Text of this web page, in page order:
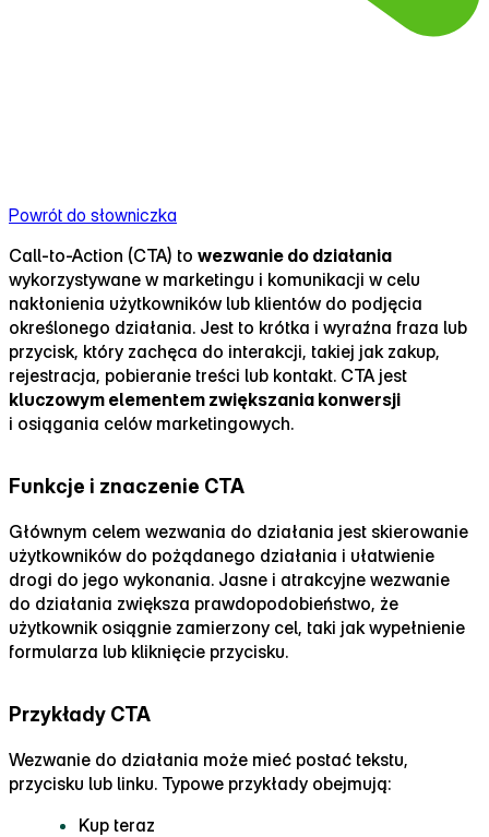
Powrót do słowniczka
Call‑to-Action (CTA) to wezwanie do działania
wykorzystywane w marketingu i komunikacji w celu
nakłonienia użytkowników lub klientów do podjęcia
określonego działania. Jest to krótka i wyraźna fraza lub
przycisk, który zachęca do interakcji, takiej jak zakup,
rejestracja, pobieranie treści lub kontakt. CTA jest
kluczowym elementem zwiększania konwersji
i osiągania celów marketingowych.
Funkcje i znaczenie CTA
Głównym celem wezwania do działania jest skierowanie
użytkowników do pożądanego działania i ułatwienie
drogi do jego wykonania. Jasne i atrakcyjne wezwanie
do działania zwiększa prawdopodobieństwo, że
użytkownik osiągnie zamierzony cel, taki jak wypełnienie
formularza lub kliknięcie przycisku.
Przykłady CTA
Wezwanie do działania może mieć postać tekstu,
przycisku lub linku. Typowe przykłady obejmują:
Kup teraz